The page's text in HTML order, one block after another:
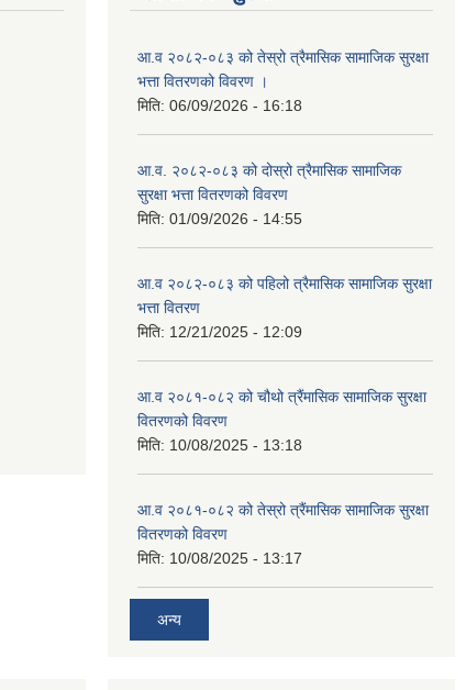
आ.व २०८२-०८३ को तेस्रो त्रैमासिक सामाजिक सुरक्षा
भत्ता वितरणको विवरण ।
मिति: 06/09/2026 - 16:18
आ.व. २०८२-०८३ को दोस्रो त्रैमासिक सामाजिक
सुरक्षा भत्ता वितरणको विवरण
मिति: 01/09/2026 - 14:55
आ.व २०८२-०८३ को पहिलो त्रैमासिक सामाजिक सुरक्षा
भत्ता वितरण
मिति: 12/21/2025 - 12:09
आ.व २०८१-०८२ को चौथो त्रैंमासिक सामाजिक सुरक्षा
वितरणको विवरण
मिति: 10/08/2025 - 13:18
आ.व २०८१-०८२ को तेस्रो त्रैंमासिक सामाजिक सुरक्षा
वितरणको विवरण
मिति: 10/08/2025 - 13:17
अन्य